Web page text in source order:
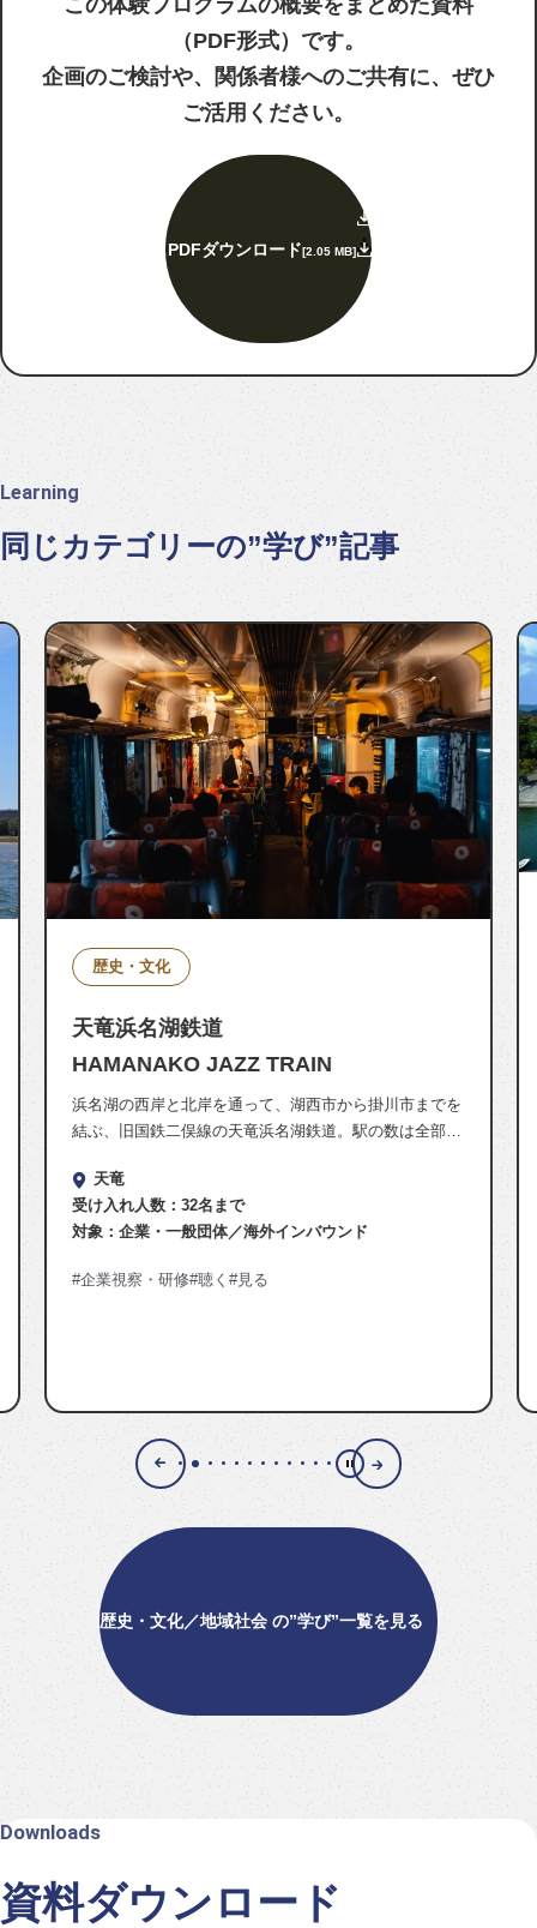
この体験プログラムの概要をまとめた資料
（PDF形式）です。
企画のご検討や、関係者様へのご共有に、ぜひ
ご活用ください。
PDFダウンロード[2.05 MB]
Learning
同じカテゴリーの”学び”記事
歴史・文化
天竜浜名湖鉄道
HAMANAKO JAZZ TRAIN
浜名湖の西岸と北岸を通って、湖西市から掛川市までを
結ぶ、旧国鉄二俣線の天竜浜名湖鉄道。駅の数は全部で
文化財となっている駅舎を見たり、駅舎併設店舗が人…
天竜
受け入れ人数：32名まで
対象：企業・一般団体 海外インバウンド
企業視察・研修 聴く 見る
歴史・文化／地域社会 の”学び”一覧を見る
Downloads
資料ダウンロード